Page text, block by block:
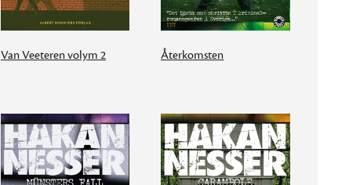
Van Veeteren volym 2 Återkomsten